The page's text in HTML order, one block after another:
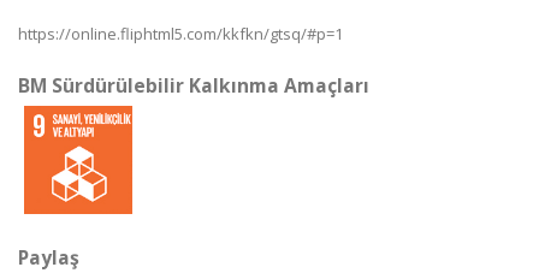
https://online.fliphtml5.com/kkfkn/gtsq/#p=1
BM Sürdürülebilir Kalkınma Amaçları
Paylaş